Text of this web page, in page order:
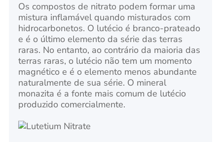
Os compostos de nitrato podem formar uma
mistura inflamável quando misturados com
hidrocarbonetos. O lutécio é branco-prateado
e é o último elemento da série das terras
raras. No entanto, ao contrário da maioria das
terras raras, o lutécio não tem um momento
magnético e é o elemento menos abundante
naturalmente de sua série. O mineral
monazita é a fonte mais comum de lutécio
produzido comercialmente.